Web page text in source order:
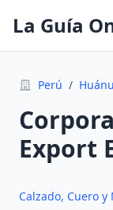
La Guía
Perú /
Export
Calzado, Cuero